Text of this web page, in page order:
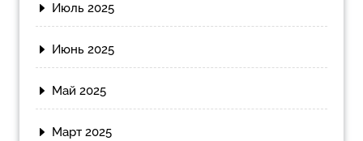
Июль 2025
Июнь 2025
Май 2025
Март 2025